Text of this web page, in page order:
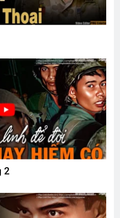
HIỆN CÓ TRONG MÙA
Dickinson)
Tưởng
MÙA XUÂN (Rabindranath
2